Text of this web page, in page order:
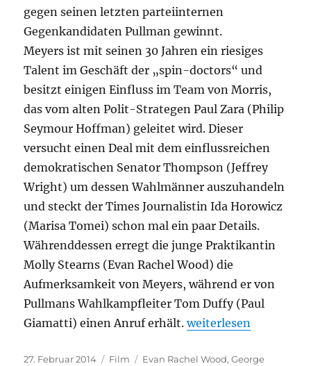
gegen seinen letzten parteiinternen
Gegenkandidaten Pullman gewinnt.
Meyers ist mit seinen 30 Jahren ein riesiges
Talent im Geschäft der „spin-doctors“ und
besitzt einigen Einfluss im Team von Morris,
das vom alten Polit-Strategen Paul Zara (Philip
Seymour Hoffman) geleitet wird. Dieser
versucht einen Deal mit dem einflussreichen
demokratischen Senator Thompson (Jeffrey
Wright) um dessen Wahlmänner auszuhandeln
und steckt der Times Journalistin Ida Horowicz
(Marisa Tomei) schon mal ein paar Details.
Währenddessen erregt die junge Praktikantin
Molly Stearns (Evan Rachel Wood) die
Aufmerksamkeit von Meyers, während er von
Pullmans Wahlkampfleiter Tom Duffy (Paul
Giamatti) einen Anruf erhält.„The Ides of March“
weiterlesen
Veröffentlicht
27. Februar 2014 Kategorien
Film Schlagwörter
Evan Rachel Wood,George